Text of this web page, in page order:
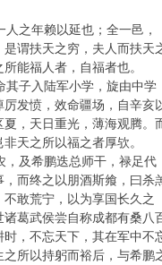
之年赖以延也；全一邑，
谓扶天之穷，夫人而扶天
能福人者，自福者也。
子入陆军小学，旋由中学
发愤，效命疆场，自辛亥
，天日重光，薄海观腾。
天之所以福之者厚欤。
及希鹏迭总师干，禄足代
而终之以朋酒斯飨，曰杀
敢荒宁，以为享国长久之
葛武侯尝自称成都有桑八
，不忘天下，其在军中不
所以持躬而裕后，与希鹏